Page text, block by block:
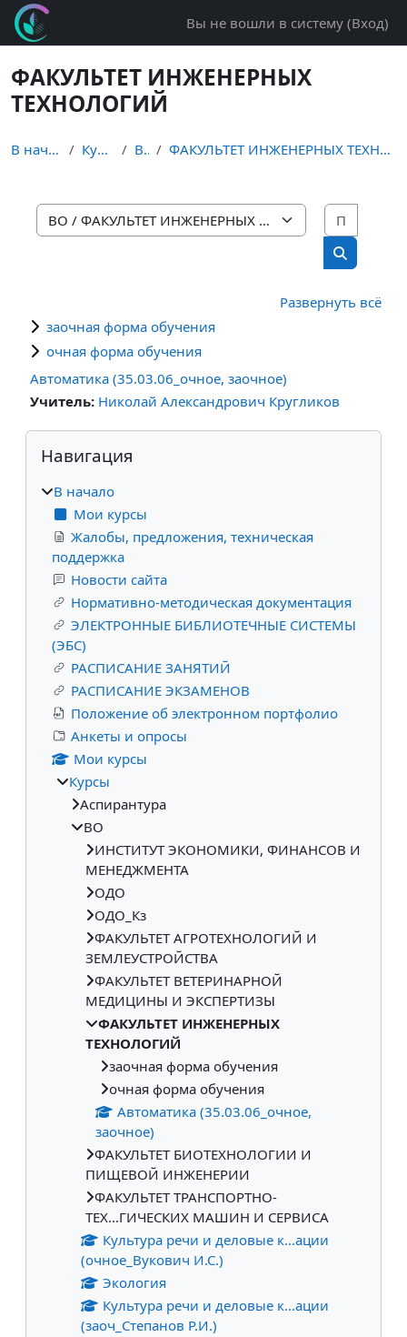
Перейти к основному содержанию
Вы не вошли в систему (Вход)
ФАКУЛЬТЕТ ИНЖЕНЕРНЫХ
ТЕХНОЛОГИЙ
В начало Курсы ВО ФАКУЛЬТЕТ ИНЖЕНЕРНЫХ ТЕХНОЛОГИЙ
Категории курсов
Поиск
Развернуть всё
заочная форма обучения
очная форма обучения
Автоматика (35.03.06_очное, заочное)
Учитель: Николай Александрович Кругликов
Блоки
Пропустить Навигация
Навигация
В начало
Мои курсы
Жалобы, предложения, техническая
поддержка
Новости сайта
Нормативно-методическая документация
ЭЛЕКТРОННЫЕ БИБЛИОТЕЧНЫЕ СИСТЕМЫ
(ЭБС)
РАСПИСАНИЕ ЗАНЯТИЙ
РАСПИСАНИЕ ЭКЗАМЕНОВ
Положение об электронном портфолио
Анкеты и опросы
Мои курсы
Курсы
Аспирантура
ВО
ИНСТИТУТ ЭКОНОМИКИ, ФИНАНСОВ И
МЕНЕДЖМЕНТА
ОДО
ОДО_Кз
ФАКУЛЬТЕТ АГРОТЕХНОЛОГИЙ И
ЗЕМЛЕУСТРОЙСТВА
ФАКУЛЬТЕТ ВЕТЕРИНАРНОЙ
МЕДИЦИНЫ И ЭКСПЕРТИЗЫ
ФАКУЛЬТЕТ ИНЖЕНЕРНЫХ
ТЕХНОЛОГИЙ
заочная форма обучения
очная форма обучения
Автоматика (35.03.06_очное,
заочное)
ФАКУЛЬТЕТ БИОТЕХНОЛОГИИ И
ПИЩЕВОЙ ИНЖЕНЕРИИ
ФАКУЛЬТЕТ ТРАНСПОРТНО-
ТЕХ...ГИЧЕСКИХ МАШИН И СЕРВИСА
Культура речи и деловые к...ации
(очное_Вукович И.С.)
Экология
Культура речи и деловые к...ации
(заоч_Степанов Р.И.)